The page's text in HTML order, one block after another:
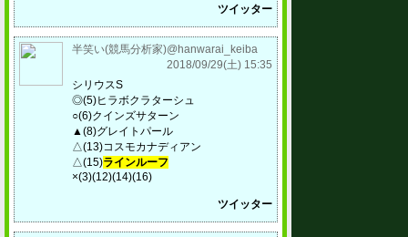
ツイッター
半笑い(競馬分析家)@hanwarai_keiba
2018/09/29(土) 15:35
シリウスS
◎(5)ヒラボクラターシュ
○(6)クインズサターン
▲(8)グレイトパール
△(13)コスモカナディアン
△(15)ラインルーフ
×(3)(12)(14)(16)
ツイッター